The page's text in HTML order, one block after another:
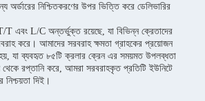
অর্ডারের নিশ্চিতকরণের উপর ভিত্তি করে ডেলিভারির
T/T এবং L/C অন্তর্ভুক্ত রয়েছে, যা বিভিন্ন ক্রেতাদের
করে। আমাদের সরবরাহ ক্ষমতা গ্রাহকের প্রয়োজন
যা ব্যবহৃত ৮৫টি ক্রলার ক্রেন এর সময়মত উপলব্ধতা
থেকে রপ্তানি করে, আমরা সরবরাহকৃত প্রতিটি ইউনিটে
নিশ্চয়তা দিই।